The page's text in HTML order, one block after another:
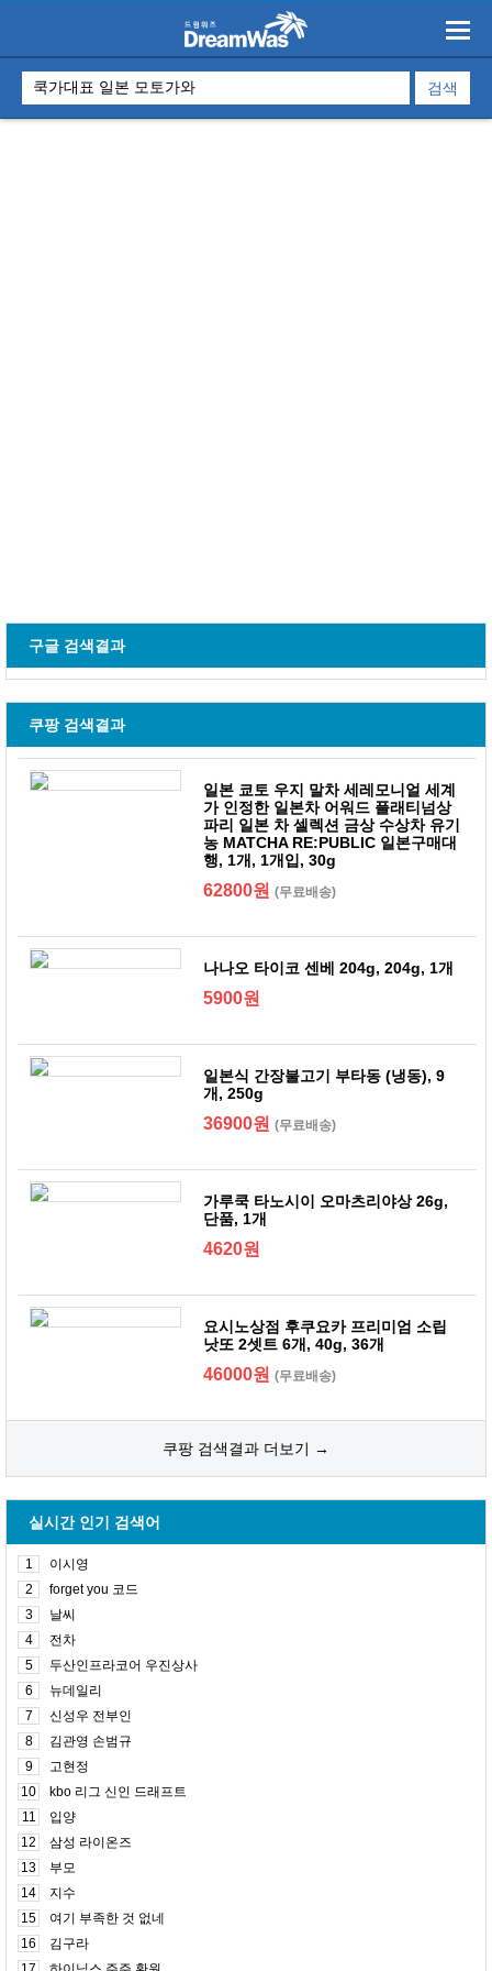
구글 검색결과
쿠팡 검색결과
일본 쿄토 우지 말차 세레모니얼 세계
가 인정한 일본차 어워드 플래티넘상
파리 일본 차 셀렉션 금상 수상차 유기
농 MATCHA RE:PUBLIC 일본구매대
행, 1개, 1개입, 30g
62800원(무료배송)
나나오 타이코 센베 204g, 204g, 1개
5900원
일본식 간장불고기 부타동 (냉동), 9
개, 250g
36900원(무료배송)
가루쿡 타노시이 오마츠리야상 26g,
단품, 1개
4620원
요시노상점 후쿠요카 프리미엄 소립
낫또 2셋트 6개, 40g, 36개
46000원(무료배송)
쿠팡 검색결과 더보기 →
실시간 인기 검색어
1
이시영
2
forget you 코드
3
날씨
4
전차
5
두산인프라코어 우진상사
6
뉴데일리
7
신성우 전부인
8
김관영 손범규
9
고현정
10
kbo 리그 신인 드래프트
11
입양
12
삼성 라이온즈
13
부모
14
지수
15
여기 부족한 것 없네
16
김구라